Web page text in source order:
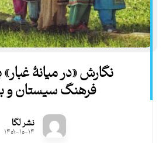
نگارش «در میانۀ غبار»
فرهنگ سیستان‌ و
نشر لگا
۱۴۰۱-۱۰-۱۴